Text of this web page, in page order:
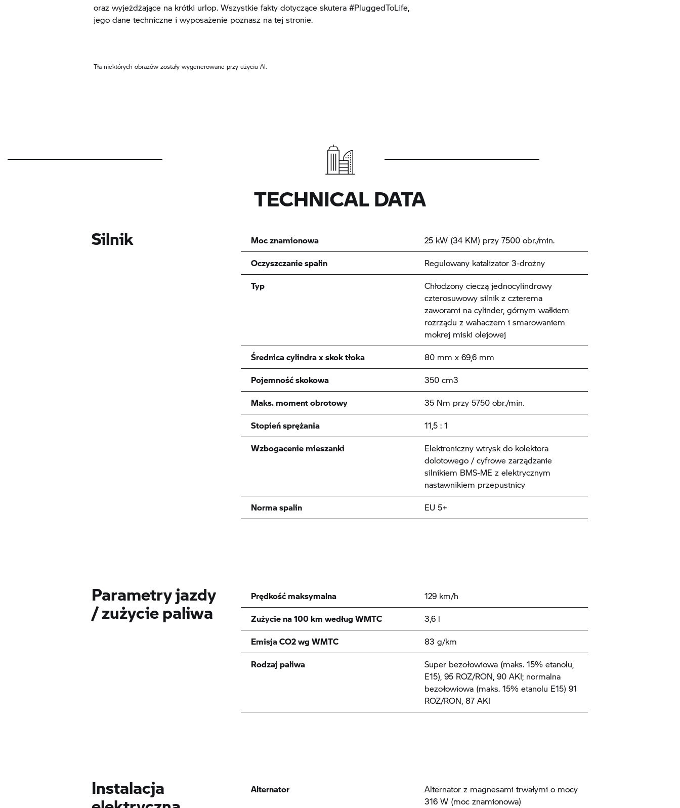
oraz wyjeżdżające na krótki urlop. Wszystkie fakty dotyczące skutera #PluggedToLife,
jego dane techniczne i wyposażenie poznasz na tej stronie.
Tła niektórych obrazów zostały wygenerowane przy użyciu AI.
TECHNICAL DATA
Silnik Moc znamionowa
25 kW (34 KM) przy 7500 obr./min.
Oczyszczanie spalin
Regulowany katalizator 3-drożny
Typ
Chłodzony cieczą jednocylindrowy
czterosuwowy silnik z czterema
zaworami na cylinder, górnym wałkiem
rozrządu z wahaczem i smarowaniem
mokrej miski olejowej
Średnica cylindra x skok tłoka
80 mm x 69,6 mm
Pojemność skokowa
350 cm3
Maks. moment obrotowy
35 Nm przy 5750 obr./min.
Stopień sprężania
11,5 : 1
Wzbogacenie mieszanki
Elektroniczny wtrysk do kolektora
dolotowego / cyfrowe zarządzanie
silnikiem BMS-ME z elektrycznym
nastawnikiem przepustnicy
Norma spalin
EU 5+
Parametry jazdy
/ zużycie paliwa
Prędkość maksymalna
129 km/h
Zużycie na 100 km według WMTC
3,6 l
Emisja CO2 wg WMTC
83 g/km
Rodzaj paliwa
Super bezołowiowa (maks. 15% etanolu,
E15), 95 ROZ/RON, 90 AKI; normalna
bezołowiowa (maks. 15% etanolu E15) 91
ROZ/RON, 87 AKI
Instalacja Alternator
Alternator z magnesami trwałymi o mocy
316 W (moc znamionowa)